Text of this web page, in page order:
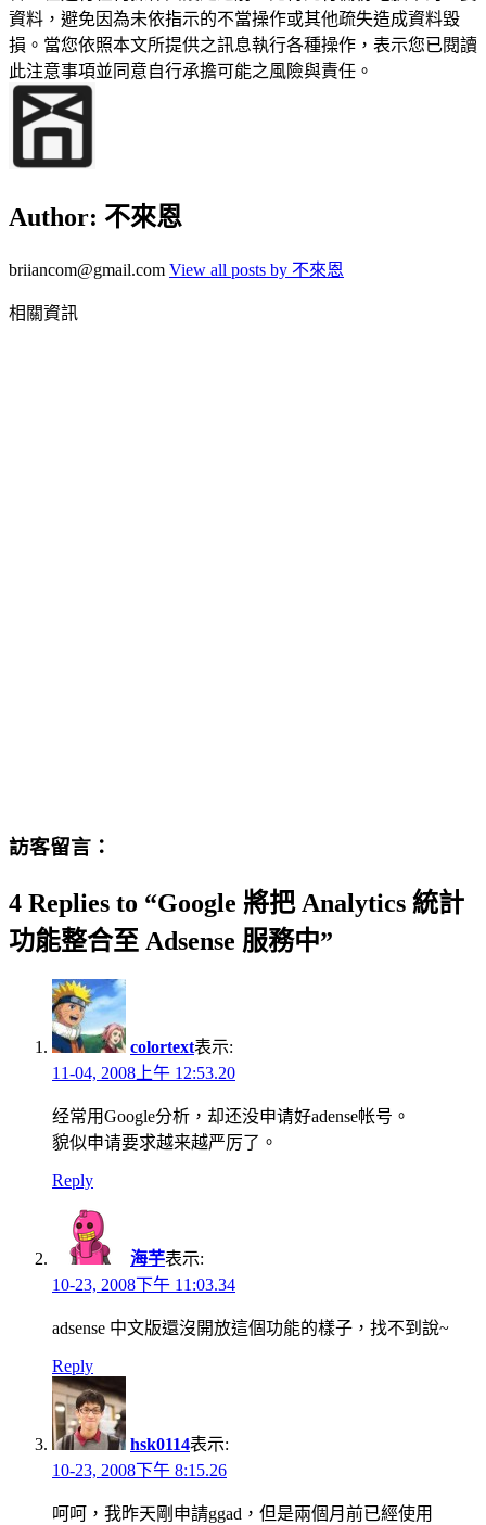
資料，避免因為未依指示的不當操作或其他疏失造成資料毀
損。當您依照本文所提供之訊息執行各種操作，表示您已閱讀
此注意事項並同意自行承擔可能之風險與責任。
Author: 不來恩
briiancom@gmail.com View all posts by 不來恩
相關資訊
訪客留言：
4 Replies to “Google 將把 Analytics 統計
功能整合至 Adsense 服務中”
colortext表示:
11-04, 2008上午 12:53.20
经常用Google分析，却还没申请好adense帐号。
貌似申请要求越来越严厉了。
Reply
海芋表示:
10-23, 2008下午 11:03.34
adsense 中文版還沒開放這個功能的樣子，找不到說~
Reply
hsk0114表示:
10-23, 2008下午 8:15.26
呵呵，我昨天剛申請ggad，但是兩個月前已經使用